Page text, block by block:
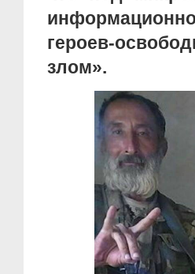
героев-
злом».